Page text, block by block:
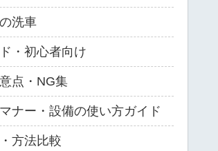
洗車
・初心者向け
点・NG集
ナー・設備の使い方ガイド
方法比較